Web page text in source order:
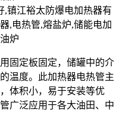
固定板固定，储罐中的介
温度。此加热器电热管主
体积小，易于安装等优
广泛应用于各大油田、中